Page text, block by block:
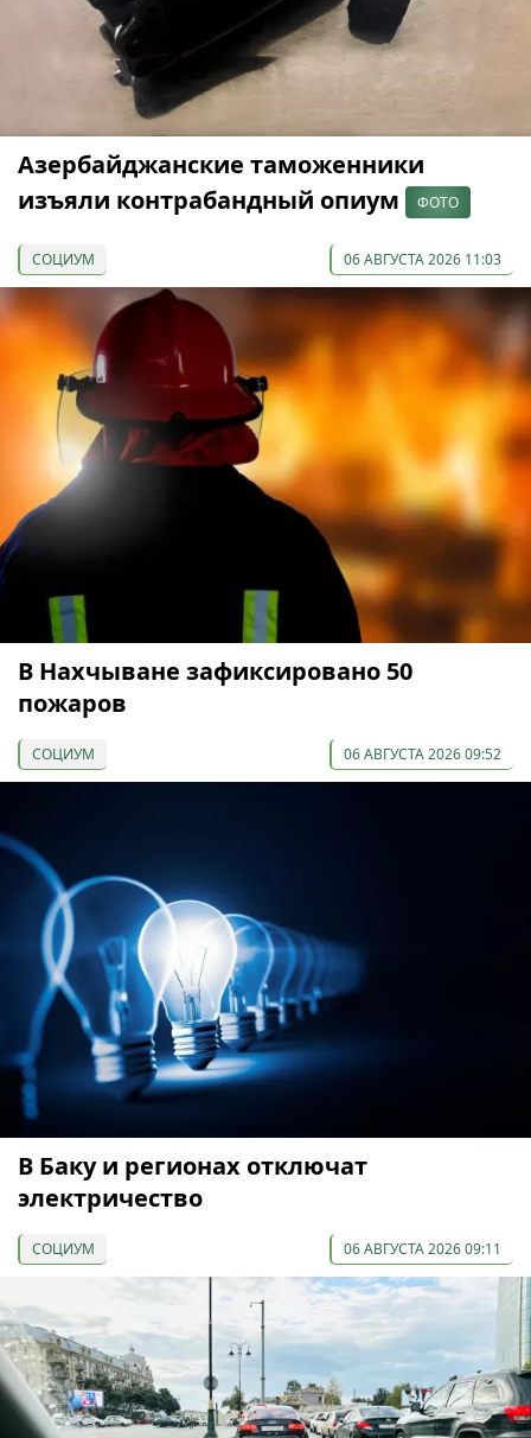
Азербайджанские таможенники
изъяли контрабандный опиум
ФОТО
СОЦИУМ 06 АВГУСТА 2026 11:03
В Нахчыване зафиксировано 50
пожаров
СОЦИУМ 06 АВГУСТА 2026 09:52
В Баку и регионах отключат
электричество
СОЦИУМ 06 АВГУСТА 2026 09:11